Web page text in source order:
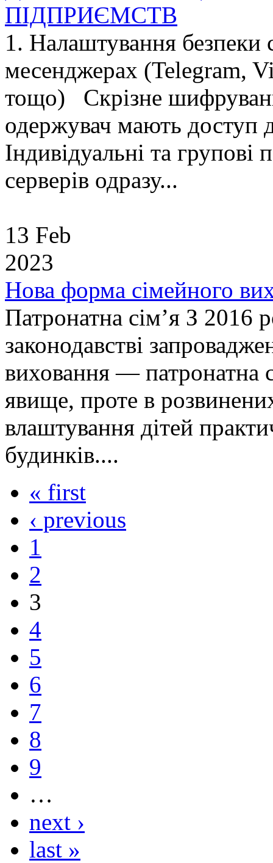
ПІДПРИЄМСТВ
1. Налаштування безпеки
месенджерах (Telegram,
тощо) Скрізне
одержувач мають доступ
Індивідуальні та
серверів одразу...
13 Feb
2023
Нова форма сімейного
Патронатна сім’я З 2016
законодавстві
виховання — патронатна
явище, проте в
влаштування дітей
будинків....
« first
‹ previous
1
2
3
4
5
6
7
8
9
…
next ›
last »